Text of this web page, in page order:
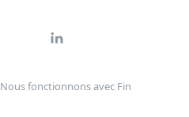
Nous fonctionnons avec Fin